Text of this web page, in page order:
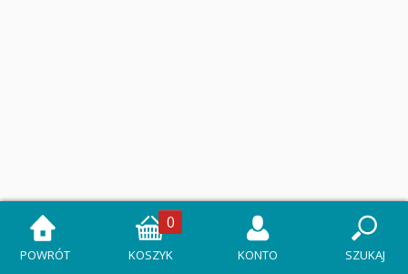
POWRÓT
0
KOSZYK KONTO SZUKAJ